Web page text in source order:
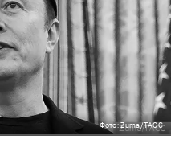
Фото: Zuma/ТАСС